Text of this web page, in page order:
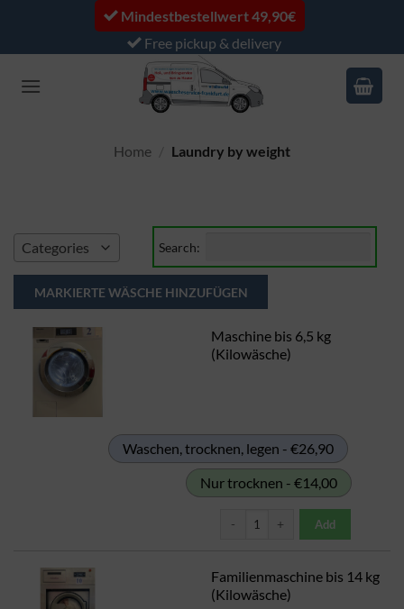
content
Mindestbestellwert 49,90€
Free pickup & delivery
Home Laundry by weight
Categories Search:
Maschine bis 6,5 kg
(Kilowäsche)
Waschen, trocknen, legen - €26,90
Nur trocknen - €14,00
Add
Familienmaschine bis 14 kg
(Kilowäsche)